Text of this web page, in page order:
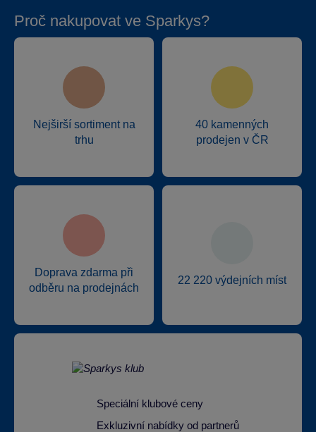
Proč nakupovat ve Sparkys?
Nejširší sortiment na
trhu
40 kamenných
prodejen v ČR
Doprava zdarma při
odběru na prodejnách
22 220 výdejních míst
Speciální klubové ceny
Exkluzivní nabídky od partnerů